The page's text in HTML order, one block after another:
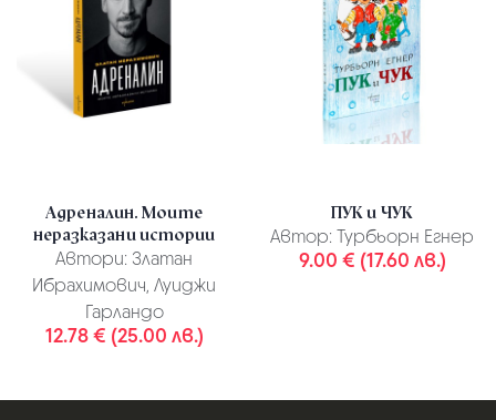
Адреналин. Моите
неразказани истории
Автори: Златан
Ибрахимович, Луиджи
Гарландо
12.78 € (25.00 лв.)
ПУК и ЧУК
Автор: Турбьорн Егнер
9.00 € (17.60 лв.)